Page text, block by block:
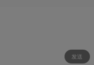
发送